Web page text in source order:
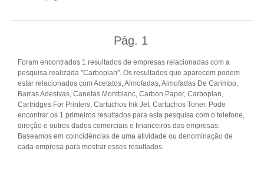
Pág. 1
Foram encontrados 1 resultados de empresas relacionadas com a
pesquisa realizada "Carboplan". Os resultados que aparecem podem
estar relacionados com Acetatos, Almofadas, Almofadas De Carimbo,
Barras Adesivas, Canetas Montblanc, Carbon Paper, Carboplan,
Cartridges For Printers, Cartuchos Ink Jet, Cartuchos Toner. Pode
encontrar os 1 primeiros resultados para esta pesquisa com o telefone,
direção e outros dados comerciais e financeiros das empresas.
Baseamos em coincidências de uma atividade ou denominação de
cada empresa para mostrar esses resultados.